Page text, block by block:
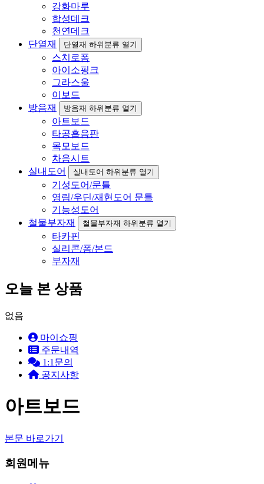
강화마루
합성데크
천연데크
단열재
단열재 하위분류 열기
스치로폼
아이소핑크
그라스울
이보드
방음재
방음재 하위분류 열기
아트보드
타공흡음판
목모보드
차음시트
실내도어
실내도어 하위분류 열기
기성도어/문틀
영림/우딘/재현도어 문틀
기능성도어
철물부자재
철물부자재 하위분류 열기
타카핀
실리콘/폼/본드
부자재
오늘 본 상품
없음
마이쇼핑
주문내역
1:1문의
공지사항
아트보드
본문 바로가기
회원메뉴